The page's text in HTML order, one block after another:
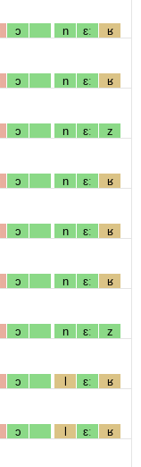
ɔ n ɛː ʁ
ɔ n ɛː ʁ
ɔ n ɛː z
ɔ n ɛː ʁ
ɔ n ɛː ʁ
ɔ n ɛː ʁ
ɔ n ɛː z
ɔ l ɛː ʁ
ɔ l ɛː ʁ